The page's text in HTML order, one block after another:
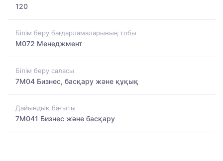
120
Білім беру бағдарламаларының тобы
M072 Менеджмент
Білім беру саласы
7M04 Бизнес, басқару және құқық
Дайындық бағыты
7M041 Бизнес және басқару